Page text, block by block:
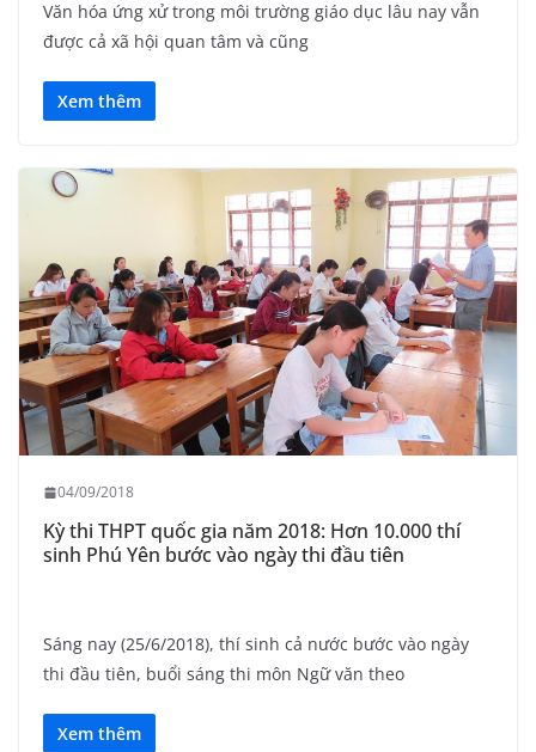
Văn hóa ứng xử trong môi trường giáo dục lâu nay vẫn
được cả xã hội quan tâm và cũng
Xem thêm
04/09/2018
Kỳ thi THPT quốc gia năm 2018: Hơn 10.000 thí
sinh Phú Yên bước vào ngày thi đầu tiên
Sáng nay (25/6/2018), thí sinh cả nước bước vào ngày
thi đầu tiên, buổi sáng thi môn Ngữ văn theo
Xem thêm